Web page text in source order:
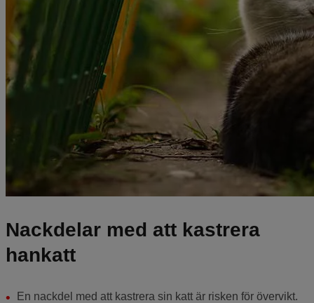
Nackdelar med att kastrera
hankatt
En nackdel med att kastrera sin katt är risken för övervikt.